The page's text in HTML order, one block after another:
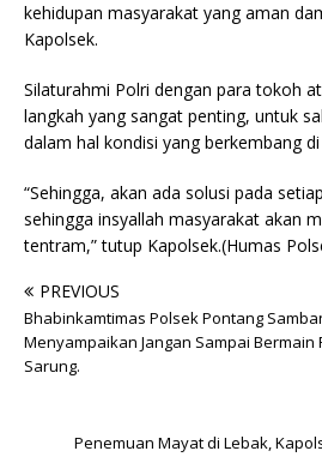
kehidupan masyarakat yang aman
Kapolsek.
Silaturahmi Polri dengan para tokoh
langkah yang sangat penting, untuk
dalam hal kondisi yang berkembang
“Sehingga, akan ada solusi pada
sehingga insyallah masyarakat akan
tentram,” tutup Kapolsek.(Humas
PREVIOUS
Bhabinkamtimas Polsek Pontang
Menyampaikan Jangan Sampai
Sarung.
Penemuan Mayat di Lebak,